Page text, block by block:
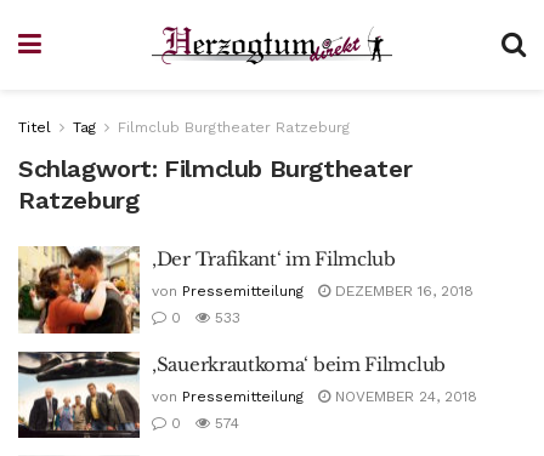
Titel Tag Filmclub Burgtheater Ratzeburg
Schlagwort: Filmclub Burgtheater
Ratzeburg
‚Der Trafikant‘ im Filmclub
von Pressemitteilung
DEZEMBER 16, 2018
0
533
‚Sauerkrautkoma‘ beim Filmclub
von Pressemitteilung
NOVEMBER 24, 2018
0
574